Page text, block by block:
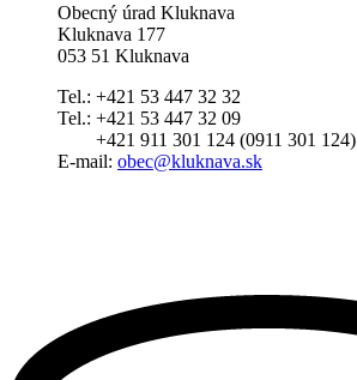
Obecný úrad Kluknava
Kluknava 177
053 51 Kluknava
Tel.: +421 53 447 32 32
Tel.: +421 53 447 32 09
+421 911 301 124 (0911 301 124)
E-mail: obec@kluknava.sk